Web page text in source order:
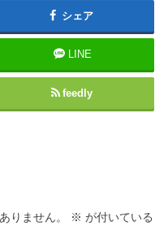
シェア
LINE
feedly
りません。 ※ が付いている